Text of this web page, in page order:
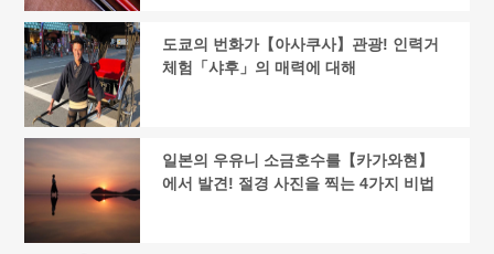
도쿄의 번화가【아사쿠사】관광! 인력거
체험「샤후」의 매력에 대해
일본의 우유니 소금호수를【카가와현】
에서 발견! 절경 사진을 찍는 4가지 비법